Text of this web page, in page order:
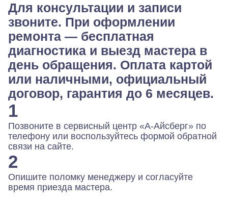
Для консультации и записи
звоните. При оформлении
ремонта — бесплатная
диагностика и выезд мастера в
день обращения. Оплата картой
или наличными, официальный
договор, гарантия до 6 месяцев.
1
Позвоните в сервисный центр «А-Айсберг» по
телефону или воспользуйтесь формой обратной
связи на сайте.
2
Опишите поломку менеджеру и согласуйте
время приезда мастера.